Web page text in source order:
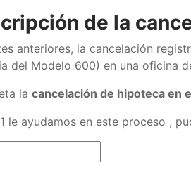
de la
anteriores, la cancelación
del Modelo 600) en una oficina
la cancelación de hipoteca en
le ayudamos en este proceso ,